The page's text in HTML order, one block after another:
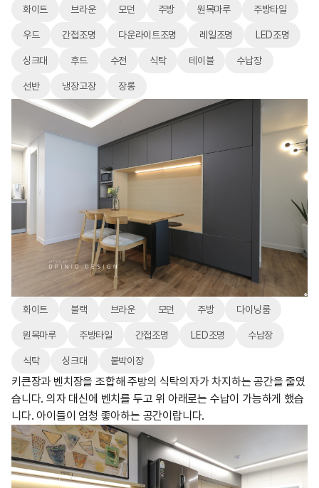
화이트 브라운 모던 주방 원목마루 주방타일
우드 간접조명 다운라이트조명 레일조명 LED조명
싱크대 후드 수전 식탁 테이블 수납장
선반 냉장고장 장롱
화이트 블랙 브라운 모던 주방 다이닝룸
원목마루 주방타일 간접조명 LED조명 수납장
식탁 싱크대 붙박이장
키큰장과 벤치장을 조합해 주방의 식탁의자가 차지하는 공간을 줄였
습니다. 의자 대신에 벤치를 두고 위 아래로는 수납이 가능하게 했습
니다. 아이들이 엄청 좋아하는 공간이랍니다.